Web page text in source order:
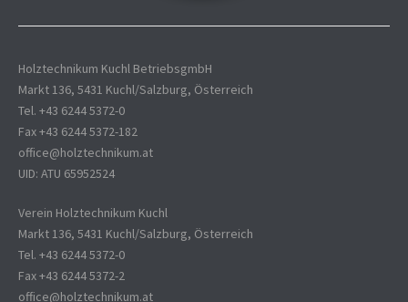
Holztechnikum Kuchl BetriebsgmbH
Markt 136, 5431 Kuchl/Salzburg, Österreich
Tel. +43 6244 5372-0
Fax +43 6244 5372-182
office@holztechnikum.at
UID: ATU 65952524
Verein Holztechnikum Kuchl
Markt 136, 5431 Kuchl/Salzburg, Österreich
Tel. +43 6244 5372-0
Fax +43 6244 5372-2
office@holztechnikum.at